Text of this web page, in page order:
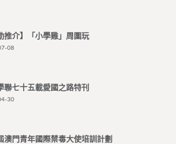
推介】「小學雞」周圍玩
08
聯七十五載愛國之路特刊
30
澳門青年國際禁毒大使培訓計劃